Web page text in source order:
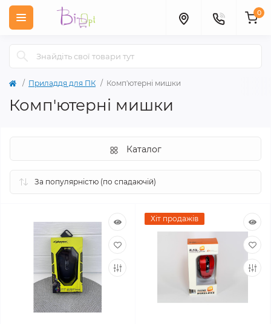
0
Приладдя для ПК Комп'ютерні мишки
Комп'ютерні мишки
Каталог
Хіт продажів